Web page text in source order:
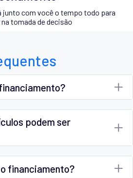
junto com você o tempo todo para
tomada de decisão
podem ser
financiamento?